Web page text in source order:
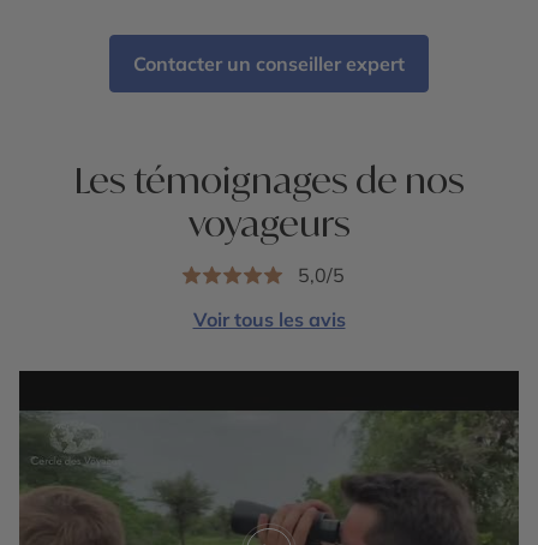
Contacter un conseiller expert
Les témoignages de nos
voyageurs
5,0/5
Voir tous les avis